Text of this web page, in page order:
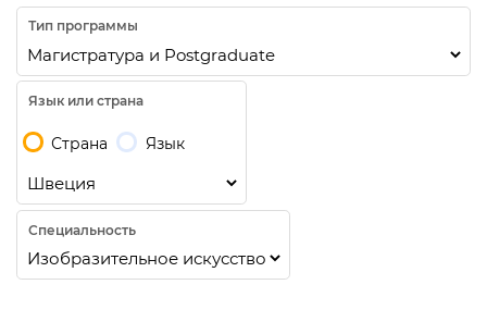
Тип программы
Язык или страна
Страна Язык
Специальность